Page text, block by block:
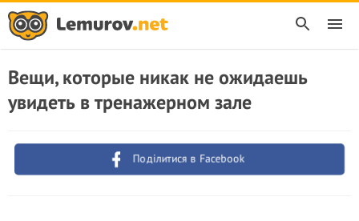
Вещи, которые никак не ожидаешь
увидеть в тренажерном зале
Поділитися в Facebook